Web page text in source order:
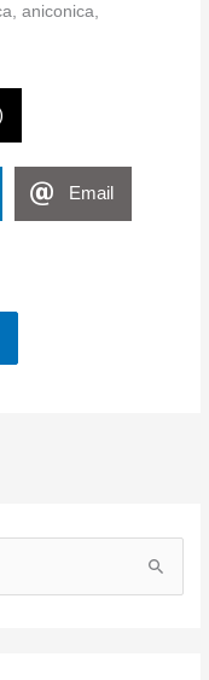
aniconica,
Email